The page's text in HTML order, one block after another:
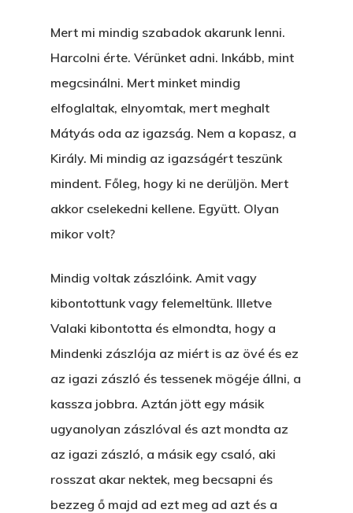
Mert mi mindig szabadok akarunk lenni.
Harcolni érte. Vérünket adni. Inkább, mint
megcsinálni. Mert minket mindig
elfoglaltak, elnyomtak, mert meghalt
Mátyás oda az igazság. Nem a kopasz, a
Király. Mi mindig az igazságért teszünk
mindent. Főleg, hogy ki ne derüljön. Mert
akkor cselekedni kellene. Együtt. Olyan
mikor volt?
Mindig voltak zászlóink. Amit vagy
kibontottunk vagy felemeltünk. Illetve
Valaki kibontotta és elmondta, hogy a
Mindenki zászlója az miért is az övé és ez
az igazi zászló és tessenek mögéje állni, a
kassza jobbra. Aztán jött egy másik
ugyanolyan zászlóval és azt mondta az
az igazi zászló, a másik egy csaló, aki
rosszat akar nektek, meg becsapni és
bezzeg ő majd ad ezt meg ad azt és a